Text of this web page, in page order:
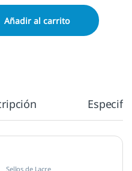
Añadir al carrito
Sellos de Lacre